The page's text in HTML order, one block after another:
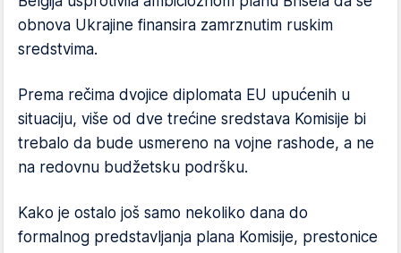
obnova Ukrajine finansira zamrznutim ruskim
sredstvima.
Prema rečima dvojice diplomata EU upućenih u
situaciju, više od dve trećine sredstava Komisije bi
trebalo da bude usmereno na vojne rashode, a ne
na redovnu budžetsku podršku.
Kako je ostalo još samo nekoliko dana do
formalnog predstavljanja plana Komisije, prestonice